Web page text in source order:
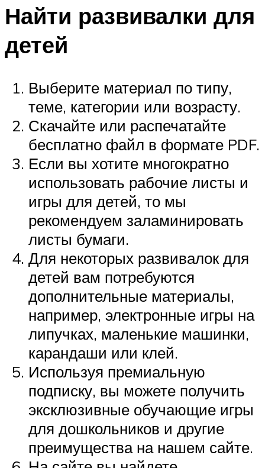
Найти развивалки для
детей
Выберите материал по типу,
теме, категории или возрасту.
Скачайте или распечатайте
бесплатно файл в формате PDF.
Если вы хотите многократно
использовать рабочие листы и
игры для детей, то мы
рекомендуем заламинировать
листы бумаги.
Для некоторых развивалок для
детей вам потребуются
дополнительные материалы,
например, электронные игры на
липучках, маленькие машинки,
карандаши или клей.
Используя премиальную
подписку, вы можете получить
эксклюзивные обучающие игры
для дошкольников и другие
преимущества на нашем сайте.